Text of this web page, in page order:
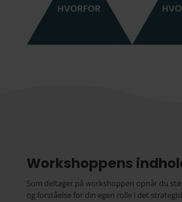
Workshoppens
Som deltager på workshoppen opnår du
og forståelse for din egen rolle i det